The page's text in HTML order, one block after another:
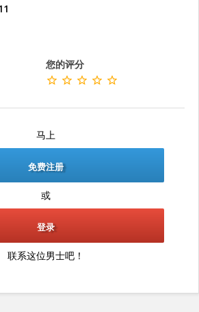
您的评分
马上
免费注册
或
登录
联系这位男士吧！